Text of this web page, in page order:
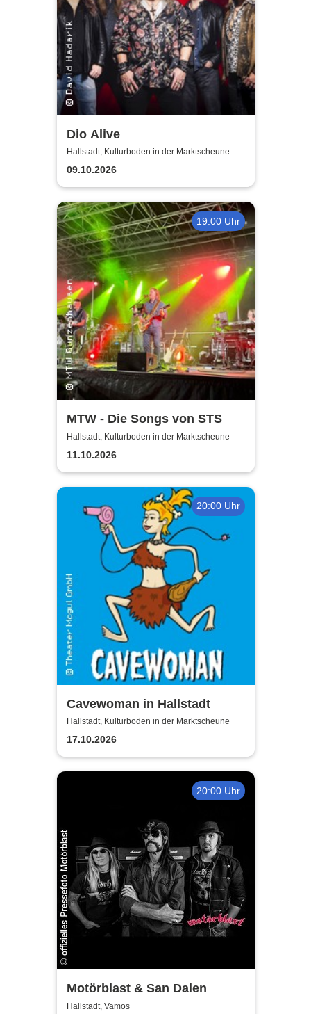
Dio Alive
Hallstadt, Kulturboden in der Marktscheune
09.10.2026
19:00 Uhr
MTW - Die Songs von STS
Hallstadt, Kulturboden in der Marktscheune
11.10.2026
20:00 Uhr
Cavewoman in Hallstadt
Hallstadt, Kulturboden in der Marktscheune
17.10.2026
20:00 Uhr
Motörblast & San Dalen
Hallstadt, Vamos